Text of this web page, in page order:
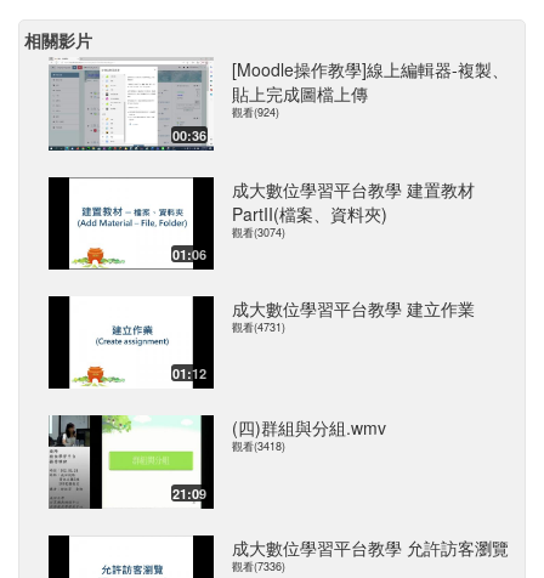
相關影片
00:36
[Moodle操作教學]線上編輯器-複製、
貼上完成圖檔上傳
觀看(924)
01:06
成大數位學習平台教學 建置教材
PartII(檔案、資料夾)
觀看(3074)
01:12
成大數位學習平台教學 建立作業
觀看(4731)
21:09
(四)群組與分組.wmv
觀看(3418)
成大數位學習平台教學 允許訪客瀏覽
觀看(7336)